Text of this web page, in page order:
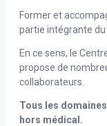
Former et
partie intégrante du
En ce sens, le
propose de
collaborateurs.
Tous les
hors médical.